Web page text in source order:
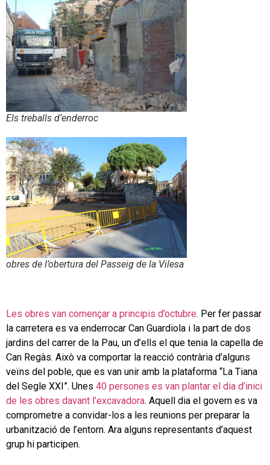
Els treballs d’enderroc
obres de l’obertura del Passeig de la Vilesa
Les obres van començar a principis d’octubre. Per fer passar
la carretera es va enderrocar Can Guardiola i la part de dos
jardins del carrer de la Pau, un d’ells el que tenia la capella de
Can Regàs. Això va comportar la reacció contrària d’alguns
veïns del poble, que es van unir amb la plataforma “La Tiana
del Segle XXI”. Unes 40 persones es van plantar el dia d’inici
de les obres davant l’excavadora. Aquell dia el govern es va
comprometre a convidar-los a les reunions per preparar la
urbanització de l’entorn. Ara alguns representants d’aquest
grup hi participen.